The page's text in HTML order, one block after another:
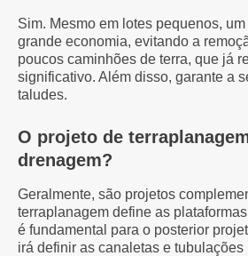
Sim. Mesmo em lotes pequenos,
grande economia, evitando a
poucos caminhões de terra, que já
significativo. Além disso, garante a
taludes.
O projeto de
drenagem?
Geralmente, são projetos
terraplanagem define as
é fundamental para o posterior
irá definir as canaletas e